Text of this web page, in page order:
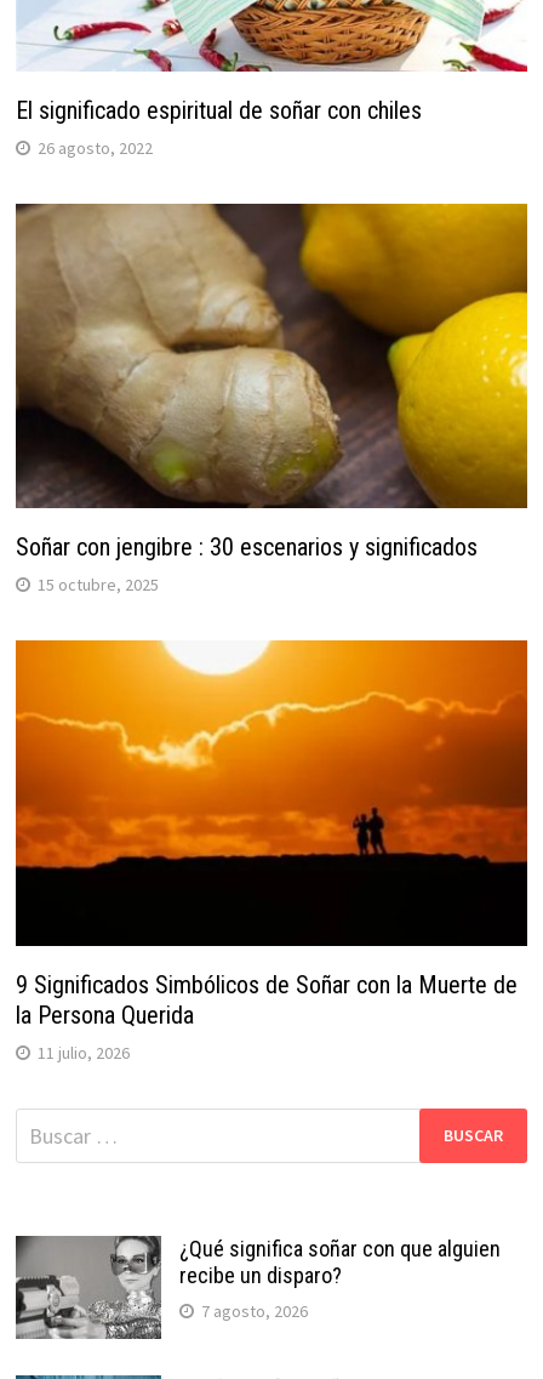
El significado espiritual de soñar con chiles
26 agosto, 2022
Soñar con jengibre : 30 escenarios y significados
15 octubre, 2025
9 Significados Simbólicos de Soñar con la Muerte de
la Persona Querida
11 julio, 2026
Buscar:
¿Qué significa soñar con que alguien
recibe un disparo?
7 agosto, 2026